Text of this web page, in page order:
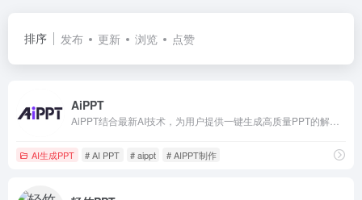
排序 发布 更新 浏览 点赞
AiPPT
AI生成PPT # AI PPT # aippt # AIPPT制作